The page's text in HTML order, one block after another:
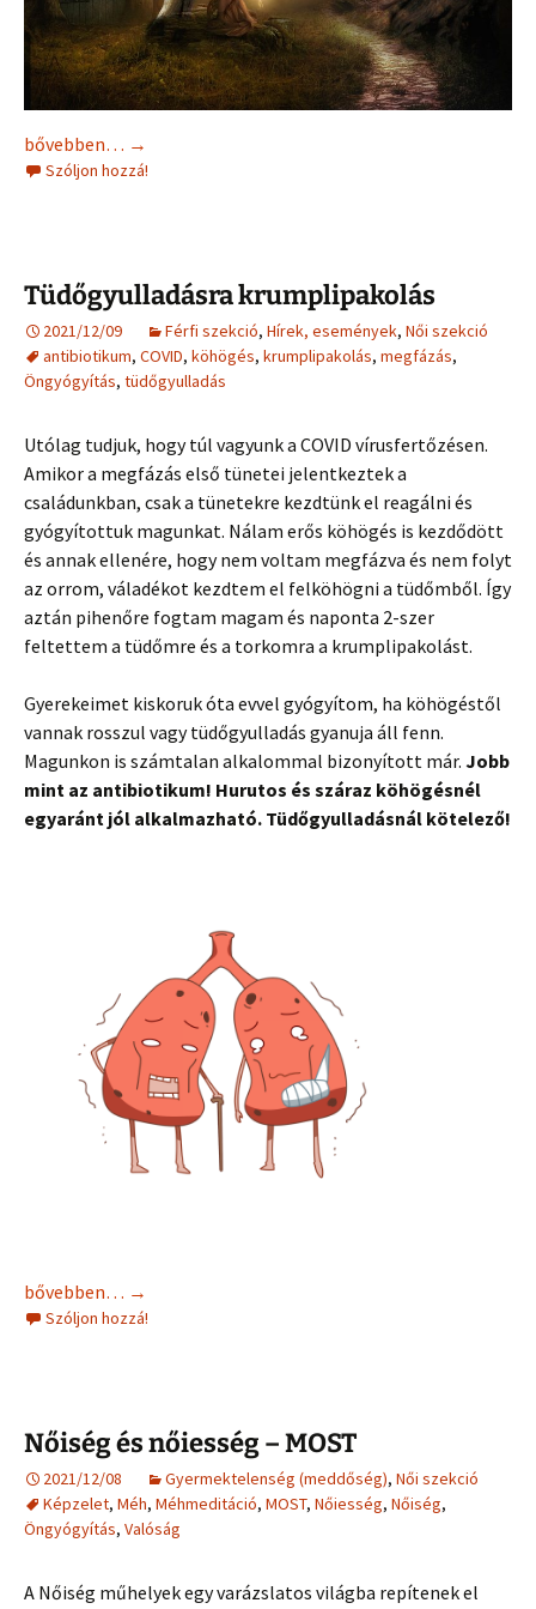
Babalélek simogatás
bővebben… →
Szóljon hozzá!
Tüdőgyulladásra krumplipakolás
2021/12/09 Férfi szekció, Hírek, események, Női szekció
antibiotikum, COVID, köhögés, krumplipakolás, megfázás,
Öngyógyítás, tüdőgyulladás
Utólag tudjuk, hogy túl vagyunk a COVID vírusfertőzésen.
Amikor a megfázás első tünetei jelentkeztek a
családunkban, csak a tünetekre kezdtünk el reagálni és
gyógyítottuk magunkat. Nálam erős köhögés is kezdődött
és annak ellenére, hogy nem voltam megfázva és nem folyt
az orrom, váladékot kezdtem el felköhögni a tüdőmből. Így
aztán pihenőre fogtam magam és naponta 2-szer
feltettem a tüdőmre és a torkomra a krumplipakolást.
Gyerekeimet kiskoruk óta evvel gyógyítom, ha köhögéstől
vannak rosszul vagy tüdőgyulladás gyanuja áll fenn.
Magunkon is számtalan alkalommal bizonyított már. Jobb
mint az antibiotikum! Hurutos és száraz köhögésnél
egyaránt jól alkalmazható. Tüdőgyulladásnál kötelező!
Tüdőgyulladásra krumplipakolás
bővebben… →
Szóljon hozzá!
Nőiség és nőiesség – MOST
2021/12/08 Gyermektelenség (meddőség), Női szekció
Képzelet, Méh, Méhmeditáció, MOST, Nőiesség, Nőiség,
Öngyógyítás, Valóság
A Nőiség műhelyek egy varázslatos világba repítenek el